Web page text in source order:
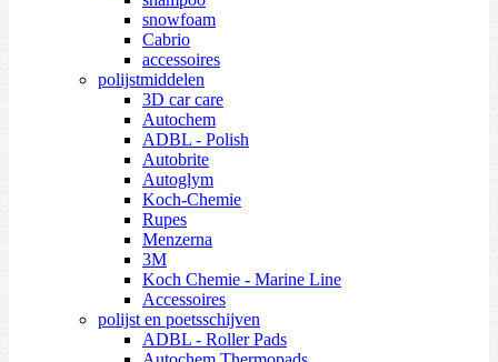
snowfoam
Cabrio
accessoires
polijstmiddelen
3D car care
Autochem
ADBL - Polish
Autobrite
Autoglym
Koch-Chemie
Rupes
Menzerna
3M
Koch Chemie - Marine Line
Accessoires
polijst en poetsschijven
ADBL - Roller Pads